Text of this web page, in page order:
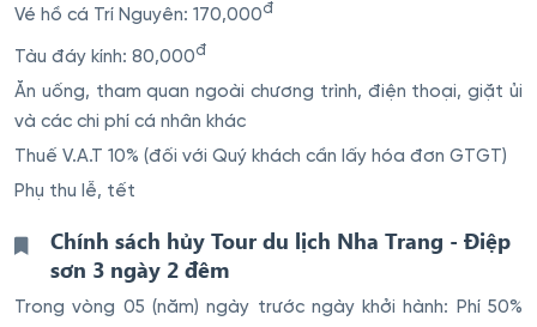
Vé hồ cá Trí Nguyên: 170,000đ
Tàu đáy kính: 80,000đ
Ăn uống, tham quan ngoài chương trình, điện thoại, giặt ủi
và các chi phí cá nhân khác
Thuế V.A.T 10% (đối với Quý khách cần lấy hóa đơn GTGT)
Phụ thu lễ, tết
Chính sách hủy Tour du lịch Nha Trang - Điệp
sơn 3 ngày 2 đêm
Trong vòng 05 (năm) ngày trước ngày khởi hành: Phí 50%